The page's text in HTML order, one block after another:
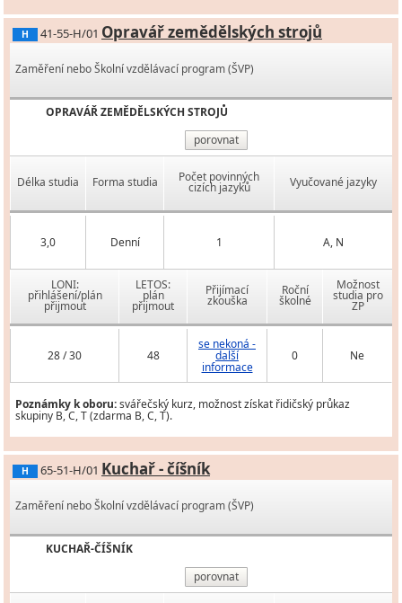
H 41-55-H/01 Opravář zemědělských strojů
Zaměření nebo Školní vzdělávací program (ŠVP)
OPRAVÁŘ ZEMĚDĚLSKÝCH STROJŮ
porovnat
Délka studia Forma studia Počet povinných
cizích jazyků Vyučované jazyky
3,0 Denní 1 A, N
LONI:
přihlášení/plán
přijmout
LETOS:
plán
přijmout
Přijímací
zkouška
Roční
školné
Možnost
studia pro
ZP
28 / 30 48
se nekoná -
další
informace
0 Ne
Poznámky k oboru:svářečský kurz, možnost získat řidičský průkaz
skupiny B, C, T (zdarma B, C, T).
H 65-51-H/01 Kuchař - číšník
Zaměření nebo Školní vzdělávací program (ŠVP)
KUCHAŘ-ČÍŠNÍK
porovnat